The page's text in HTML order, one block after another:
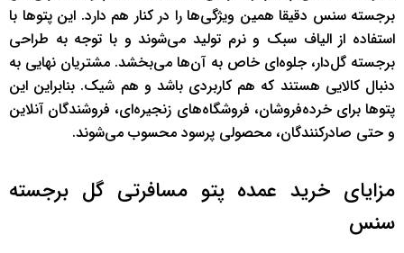
برجسته سنس دقیقا همین ویژگی‌ها را در کنار هم دارد. این پتوها با
استفاده از الیاف سبک و نرم تولید می‌شوند و با توجه به طراحی
برجسته گل‌دار، جلوه‌ای خاص به آن‌ها می‌بخشد. مشتریان نهایی به
دنبال کالایی هستند که هم کاربردی باشد و هم شیک. بنابراین این
پتوها برای خرده‌فروشان، فروشگاه‌های زنجیره‌ای، فروشندگان آنلاین
و حتی صادرکنندگان، محصولی پرسود محسوب می‌شوند.
مزایای خرید عمده پتو مسافرتی گل برجسته
سنس